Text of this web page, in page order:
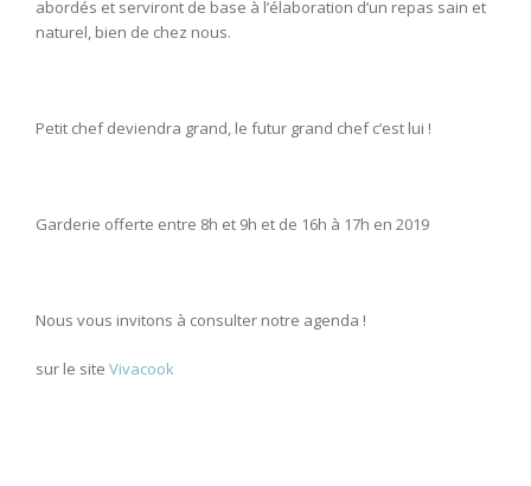
abordés et serviront de base à l’élaboration d’un repas sain et
naturel, bien de chez nous.
Petit chef deviendra grand, le futur grand chef c’est lui !
Garderie offerte entre 8h et 9h et de 16h à 17h en 2019
Nous vous invitons à consulter notre agenda !
sur le site Vivacook